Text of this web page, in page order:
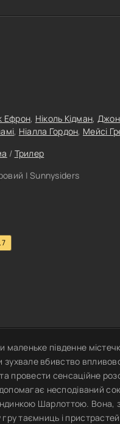
Ефрон, Ніколь Кідман, Джон
, Ніалла Гордон, Мейсі
/ Трилер
| Sunnysiders
маленьке південне
зухвале вбивство
провести сенсаційне
несподіваний
Шарлоттою. Вона,
таємниць і